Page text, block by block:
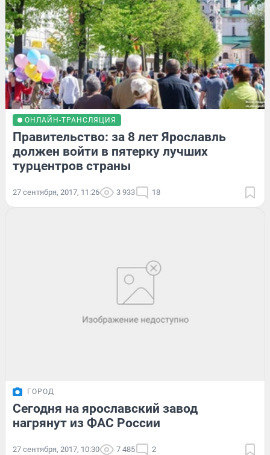
ОНЛАЙН-ТРАНСЛЯЦИЯ
Правительство: за 8 лет Ярославль
должен войти в пятерку лучших
турцентров страны
27 сентября, 2017, 11:26 3 933 18
ГОРОД
Сегодня на ярославский завод
нагрянут из ФАС России
27 сентября, 2017, 10:30 7 485 2